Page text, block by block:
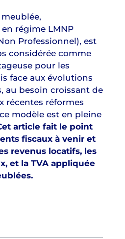
régime LMNP
Professionnel), est
considérée comme
pour les
face aux évolutions
au besoin croissant de
récentes réformes
modèle est en pleine
article fait le point
fiscaux à venir et
revenus locatifs, les
et la TVA appliquée